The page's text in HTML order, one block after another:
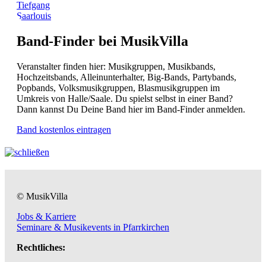
Tiefgang
Saarlouis
Band-Finder bei MusikVilla
Veranstalter finden hier: Musikgruppen, Musikbands,
Hochzeitsbands, Alleinunterhalter, Big-Bands, Partybands,
Popbands, Volksmusikgruppen, Blasmusikgruppen im
Umkreis von Halle/Saale. Du spielst selbst in einer Band?
Dann kannst Du Deine Band hier im Band-Finder anmelden.
Band kostenlos eintragen
© MusikVilla
Jobs & Karriere
Seminare & Musikevents in Pfarrkirchen
Rechtliches: